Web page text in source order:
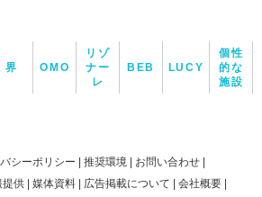
界 OMO
リゾ
ナー
レ
BEB LUCY
個性
的な
施設
シーポリシー 推奨環境
お問い合わせ
提供
媒体資料 広告掲載について 会社概要